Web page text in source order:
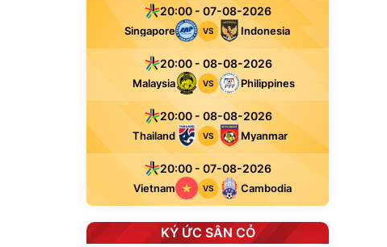
20:00 - 07-08-2026
Singapore VS Indonesia
20:00 - 08-08-2026
Malaysia VS Philippines
20:00 - 08-08-2026
Thailand VS Myanmar
20:00 - 07-08-2026
Vietnam VS Cambodia
KÝ ỨC SÂN CỎ